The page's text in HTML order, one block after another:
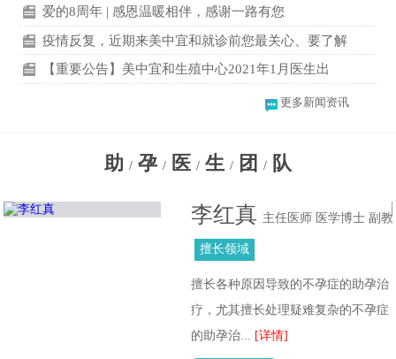
爱的8周年 | 感恩温暖相伴，感谢一路有您
疫情反复，近期来美中宜和就诊前您最关心、要了解
【重要公告】美中宜和生殖中心2021年1月医生出
更多新闻资讯
助 / 孕 / 医 / 生 / 团 / 队
李红真 主任医师 医学博士 副教
授擅长领域
擅长各种原因导致的不孕症的助孕治
疗，尤其擅长处理疑难复杂的不孕症
的助孕治... [详情]